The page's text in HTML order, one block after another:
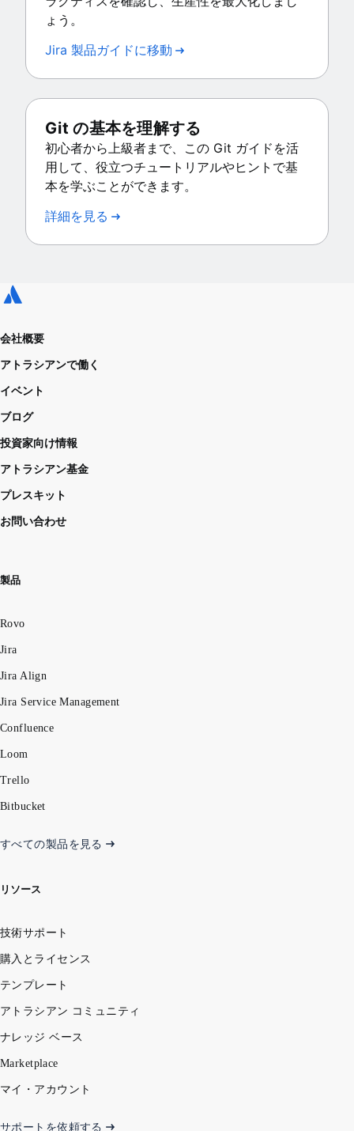
ょう。
Jira 製品ガイドに移動
Git の基本を理解する
初心者から上級者まで、この Git ガイドを活
用して、役立つチュートリアルやヒントで基
本を学ぶことができます。
詳細を見る
会社概要
アトラシアンで働く
イベント
ブログ
投資家向け情報
アトラシアン基金
プレスキット
お問い合わせ
製品
Rovo
Jira
Jira Align
Jira Service Management
Confluence
Loom
Trello
Bitbucket
すべての製品を見る
リソース
技術サポート
購入とライセンス
テンプレート
アトラシアン コミュニティ
ナレッジ ベース
Marketplace
マイ・アカウント
サポートを依頼する